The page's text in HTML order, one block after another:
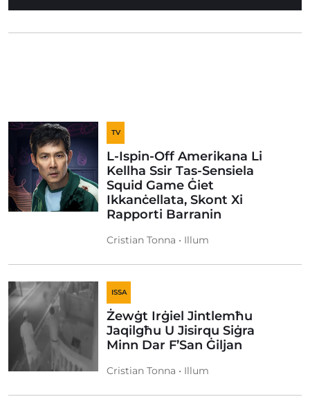
TV
L-Ispin-Off Amerikana Li
Kellha Ssir Tas-Sensiela
Squid Game Ġiet
Ikkanċellata, Skont Xi
Rapporti Barranin
Cristian Tonna • Illum
ISSA
Żewġt Irġiel Jintlemħu
Jaqilgħu U Jisirqu Siġra
Minn Dar F’San Ġiljan
Cristian Tonna • Illum